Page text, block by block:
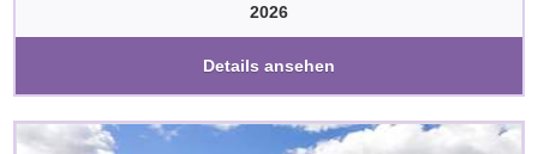
2026
Details ansehen